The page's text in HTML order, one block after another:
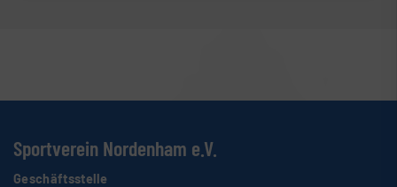
Sportverein Nordenham e.V.
Geschäftsstelle